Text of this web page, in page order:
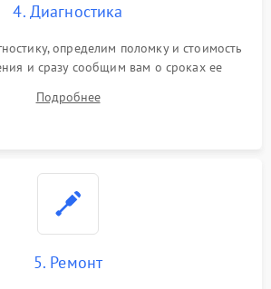
4. Диагностика
определим поломку и стоимость
и сразу сообщим вам о сроках ее
Подробнее
5. Ремонт